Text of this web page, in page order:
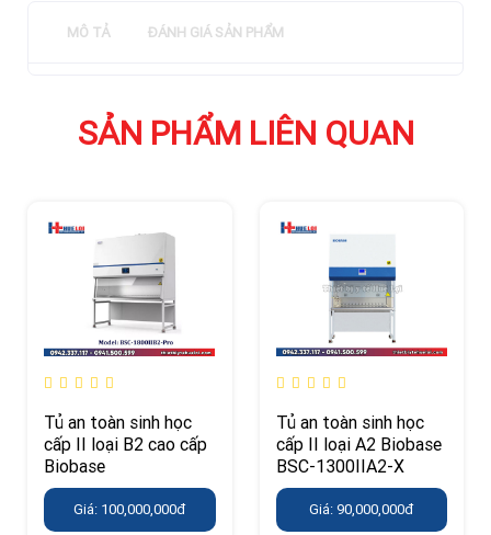
MÔ TẢ ĐÁNH GIÁ SẢN PHẨM
SẢN PHẨM LIÊN QUAN
Tủ an toàn sinh học
cấp II loại B2 cao cấp
Biobase
Giá: 100,000,000đ
Tủ an toàn sinh học
cấp II loại A2 Biobase
BSC-1300IIA2-X
Giá: 90,000,000đ